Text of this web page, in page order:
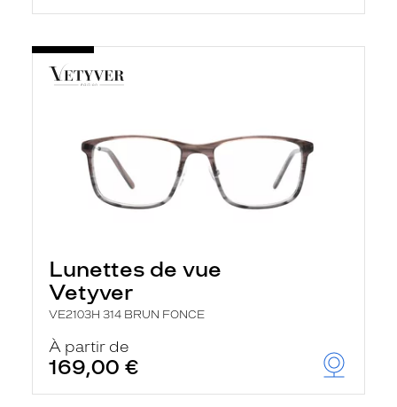
Lunettes de vue
Vetyver
VE2103H 314 BRUN FONCE
À partir de
169,00 €